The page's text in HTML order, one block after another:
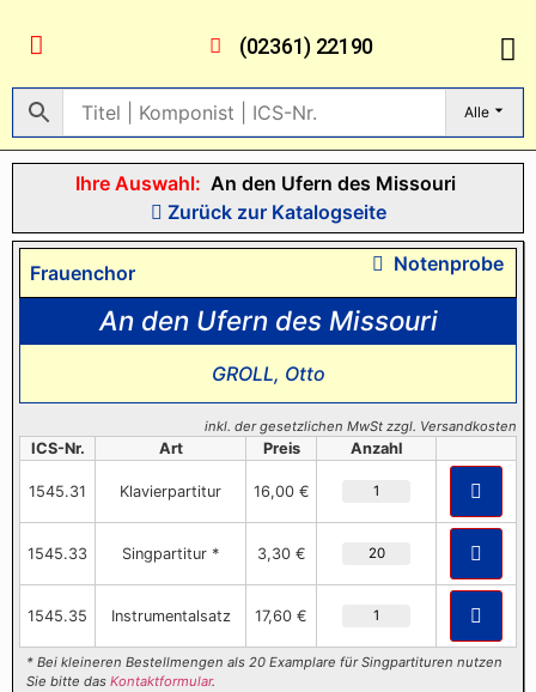
(02361) 22190
Alle
Ihre Auswahl: An den Ufern des Missouri
Zurück zur Katalogseite
Frauenchor Notenprobe
An den Ufern des Missouri
GROLL, Otto
inkl. der gesetzlichen MwSt zzgl. Versandkosten
ICS-Nr. Art Preis Anzahl
1545.31 Klavierpartitur 16,00 €
1545.33 Singpartitur * 3,30 €
1545.35 Instrumentalsatz 17,60 €
* Bei kleineren Bestellmengen als 20 Examplare für Singpartituren nutzen
Sie bitte dasKontaktformular.